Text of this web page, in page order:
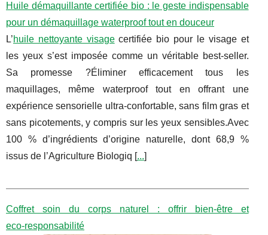
Huile démaquillante certifiée bio : le geste indispensable
pour un démaquillage waterproof tout en douceur
L’huile nettoyante visagecertifiée bio pour le visage et
les yeux s’est imposée comme un véritable best-seller.
Sa promesse ?Éliminer efficacement tous les
maquillages, même waterproof tout en offrant une
expérience sensorielle ultra-confortable, sans film gras et
sans picotements, y compris sur les yeux sensibles.Avec
100 % d’ingrédients d’origine naturelle, dont 68,9 %
issus de l’Agriculture Biologiq [...]
Coffret soin du corps naturel : offrir bien‑être et
eco‑responsabilité